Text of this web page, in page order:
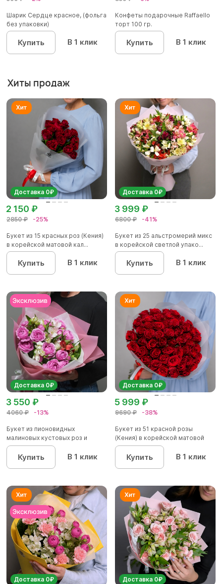
Шарик Сердце красное, (фольга
без упаковки)
Купить В 1 клик
Конфеты подарочные Raffaello
торт 100 гр.
Купить В 1 клик
Хиты продаж
Доставка 0₽
2850 ₽ -25%
2 150 ₽
Букет из 15 красных роз (Кения)
в корейской матовой кал...
Купить В 1 клик
Доставка 0₽
6800 ₽ -41%
3 999 ₽
Букет из 25 альстромерий микс
в корейской светлой упако...
Купить В 1 клик
Доставка 0₽
4060 ₽ -13%
3 550 ₽
Букет из пионовидных
малиновых кустовых роз и
альстроме...
Купить В 1 клик
Доставка 0₽
9690 ₽ -38%
5 999 ₽
Букет из 51 красной розы
(Кения) в корейской матовой
уп...
Купить В 1 клик
Доставка 0₽ Доставка 0₽